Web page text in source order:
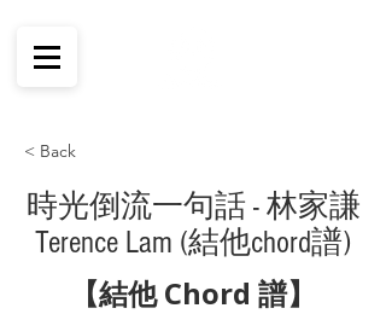
< Back
時光倒流一句話 - 林家謙
Terence Lam (結他chord譜)
【結他 Chord 譜】